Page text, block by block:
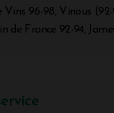
Vins 96-98, Vinous
de France 92-94,